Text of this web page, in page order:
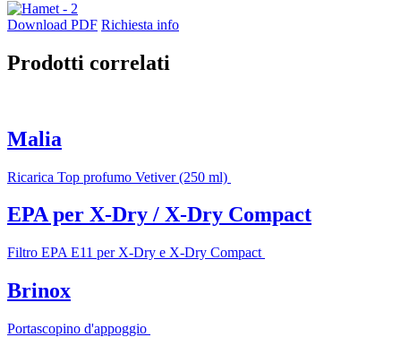
Download PDF Richiesta info
Prodotti correlati
Malia
Ricarica Top profumo Vetiver (250 ml)
EPA per X-Dry / X-Dry Compact
Filtro EPA E11 per X-Dry e X-Dry Compact
Brinox
Portascopino d'appoggio